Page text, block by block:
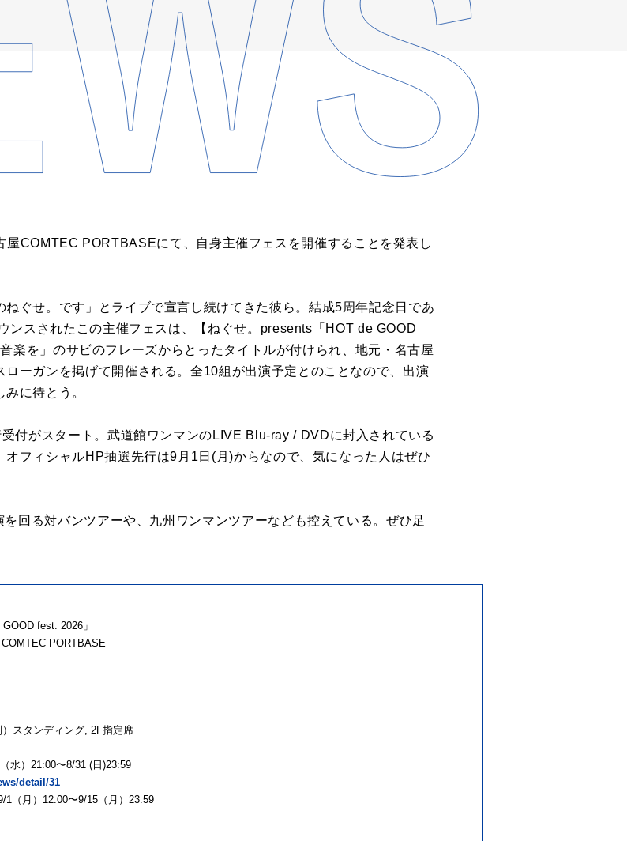
COMTEC PORTBASEにて、自身主催フェスを開催することを発表し
ねぐせ。です」とライブで宣言し続けてきた彼ら。結成5周年記念日であ
ンスされたこの主催フェスは、【ねぐせ。presents「HOT de GOOD
楽を」のサビのフレーズからとったタイトルが付けられ、地元・名古屋
ーガンを掲げて開催される。全10組が出演予定とのことなので、出演
に待とう。
付がスタート。武道館ワンマンのLIVE Blu-ray / DVDに封入されている
フィシャルHP抽選先行は9月1日(月)からなので、気になった人はぜひ
回る対バンツアーや、九州ワンマンツアーなども控えている。ぜひ足
fest. 2026」
PORTBASE
スタンディング, 2F指定席
（⽔）21:00〜8/31 (⽇)23:59
detail/31
1（⽉）12:00〜9/15（⽉）23:59